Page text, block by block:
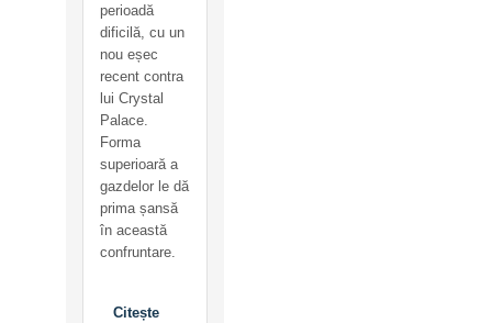
perioadă
dificilă, cu un
nou eșec
recent contra
lui Crystal
Palace.
Forma
superioară a
gazdelor le dă
prima șansă
în această
confruntare.
Citește